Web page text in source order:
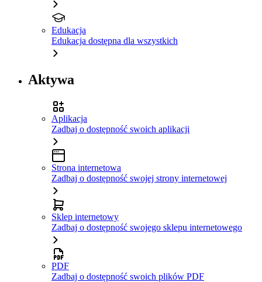
Edukacja
Edukacja dostępna dla wszystkich
Aktywa
Aplikacja
Zadbaj o dostępność swoich aplikacji
Strona internetowa
Zadbaj o dostępność swojej strony internetowej
Sklep internetowy
Zadbaj o dostępność swojego sklepu internetowego
PDF
Zadbaj o dostępność swoich plików PDF